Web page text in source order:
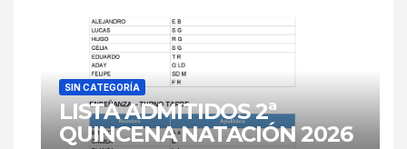
SIN CATEGORÍA
LISTA ADMITIDOS 2ª
QUINCENA NATACIÓN 2026